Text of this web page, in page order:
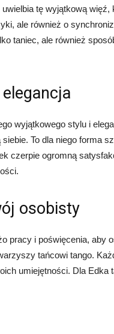
tę wyjątkową
ale również o
taniec, ale również
wyjątkowego stylu i
To dla niego forma
czerpie ogromną
osobisty
pracy i poświęcenia, aby
tańcowi tango.
umiejętności. Dla Edka